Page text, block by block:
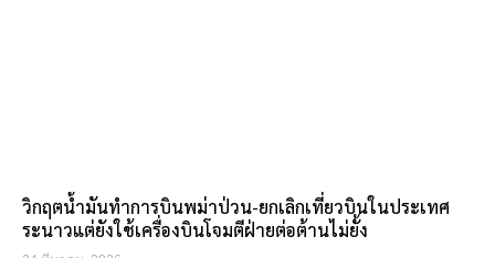
วิกฤตน้ำมันทำการบินพม่าป่วน-ยกเลิกเที่ยวบินในประเทศ
ระนาวแต่ยังใช้เครื่องบินโจมตีฝ่ายต่อต้านไม่ยั้ง